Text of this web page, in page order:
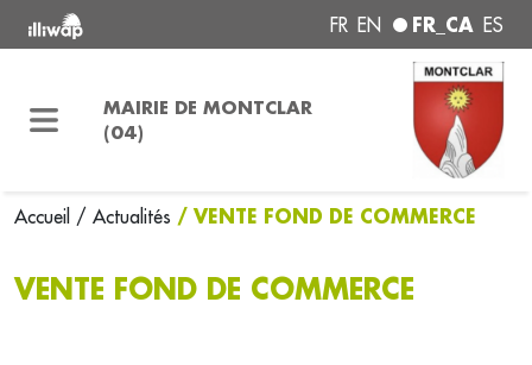
FR EN FR_CA ES
MAIRIE DE MONTCLAR
(04)
Accueil / Actualités / VENTE FOND DE COMMERCE
VENTE FOND DE COMMERCE